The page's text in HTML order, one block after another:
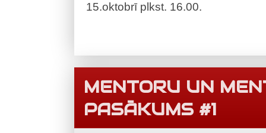
15.oktobrī plkst. 16.00.
MENTORU UN
PASĀKUMS #1